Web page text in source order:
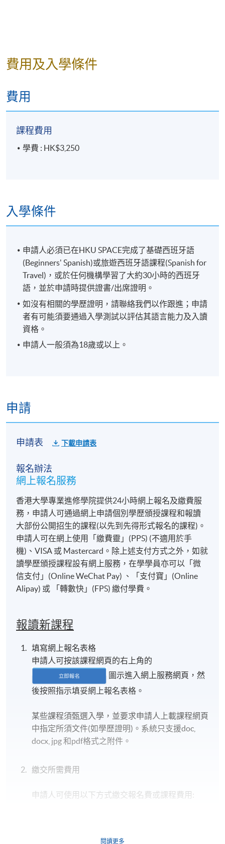
費用及入學條件
費用
課程費用
學費 : HK$3,250
入學條件
申請人必須已在HKU SPACE完成了基礎西班牙語
(Beginners' Spanish)或旅遊西班牙語課程(Spanish for
Travel)，或於任何機構學習了大約30小時的西班牙
語，並於申請時提供證書/出席證明。
如沒有相關的學歷證明，請聯絡我們以作跟進；申請
者有可能須要通過入學測試以評估其語言能力及入讀
資格。
申請人一般須為18歲或以上。
申請
申請表 下載申請表
報名辦法
網上報名服務
香港大學專業進修學院提供24小時網上報名及繳費服
務，申請人可通過網上申請個別學歷頒授課程和報讀
大部份公開招生的課程(以先到先得形式報名的課程)。
申請人可在網上使用「繳費靈」(PPS) (不適用於手
機)、VISA 或 Mastercard。除上述支付方式之外，如就
讀學歷頒授課程設有網上服務，在學學員亦可以「微
信支付」(Online WeChat Pay) 、「支付寶」(Online
Alipay) 或 「轉數快」(FPS) 繳付學費。
報讀新課程
填寫網上報名表格
申請人可按該課程網頁的右上角的
圖示進入網上服務網頁，然
後按照指示填妥網上報名表格。
某些課程須甄選入學，並要求申請人上載課程網頁
中指定所須文件(如學歷證明)。系統只支援doc,
docx, jpg 和pdf格式之附件。
繳交所需費用
申請人可使用以下方式繳交報名費或課程費用:
閱讀更多